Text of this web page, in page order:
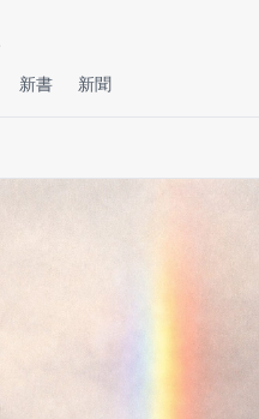
新書 新聞